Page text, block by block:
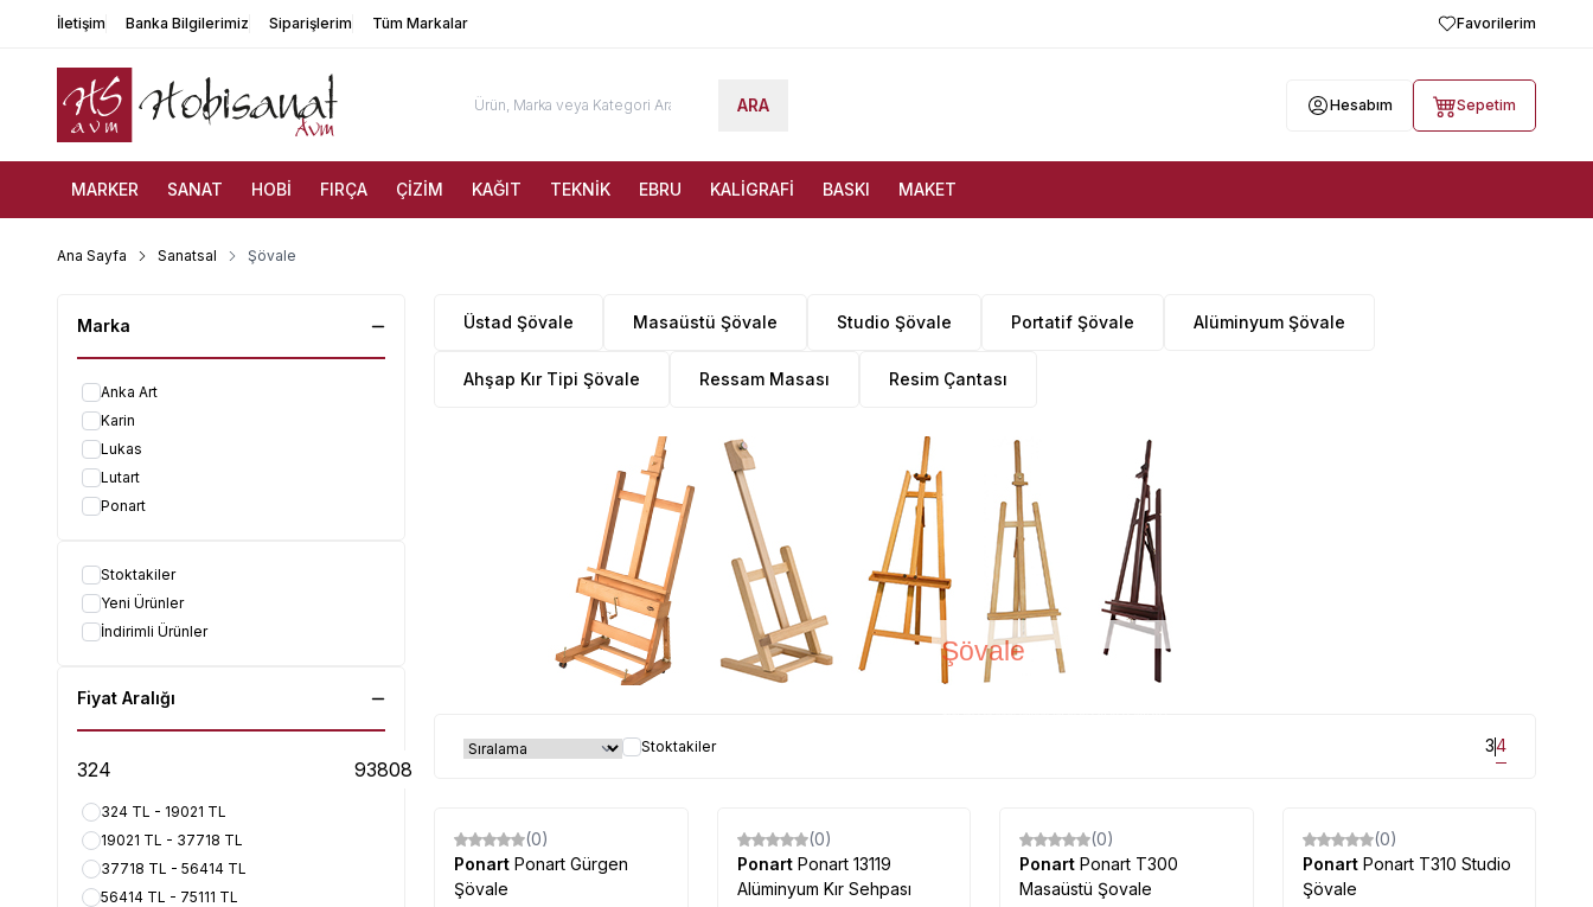
İletişim Banka Bilgilerimiz Siparişlerim Tüm Markalar Favorilerim
ARA Hesabım Sepetim
MARKER SANAT HOBİ FIRÇA ÇİZİM KAĞIT TEKNİK EBRU KALİGRAFİ BASKI MAKET
Ana Sayfa Sanatsal Şövale
Marka
Anka Art
Karin
Lukas
Lutart
Ponart
Stoktakiler
Yeni Ürünler
İndirimli Ürünler
Fiyat Aralığı
324 TL - 19021 TL
19021 TL - 37718 TL
37718 TL - 56414 TL
56414 TL - 75111 TL
Üstad Şövale Masaüstü Şövale Studio Şövale Portatif Şövale Alüminyum Şövale
Ahşap Kır Tipi Şövale Ressam Masası Resim Çantası
Şövale
Stoktakiler 34
%10
(0)
Ponart Ponart Gürgen
Şövale
%5
(0)
Ponart Ponart 13119
Alüminyum Kır Sehpası
%5
(0)
Ponart Ponart T300
Masaüstü Şovale
%5
(0)
Ponart Ponart T310 Studio
Şövale